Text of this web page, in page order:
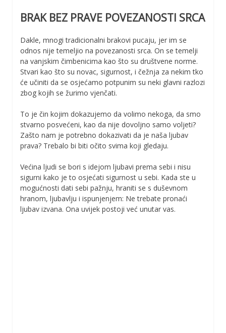
BRAK BEZ PRAVE POVEZANOSTI SRCA
Dakle, mnogi tradicionalni brakovi pucaju, jer im se
odnos nije temeljio na povezanosti srca. On se temelji
na vanjskim čimbenicima kao što su društvene norme.
Stvari kao što su novac, sigurnost, i čežnja za nekim tko
će učiniti da se osjećamo potpunim su neki glavni razlozi
zbog kojih se žurimo vjenčati.
To je čin kojim dokazujemo da volimo nekoga, da smo
stvarno posvećeni, kao da nije dovoljno samo voljeti?
Zašto nam je potrebno dokazivati da je naša ljubav
prava? Trebalo bi biti očito svima koji gledaju.
Većina ljudi se bori s idejom ljubavi prema sebi i nisu
sigurni kako je to osjećati sigurnost u sebi. Kada ste u
mogućnosti dati sebi pažnju, hraniti se s duševnom
hranom, ljubavlju i ispunjenjem: Ne trebate pronaći
ljubav izvana. Ona uvijek postoji već unutar vas.